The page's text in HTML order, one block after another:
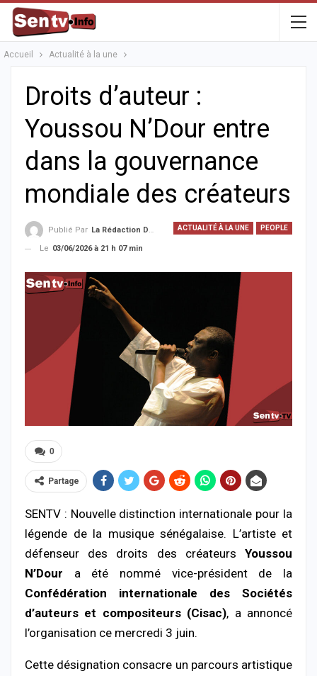
Accueil Actualité à la une
Droits d’auteur :
Youssou N’Dour entre
dans la gouvernance
mondiale des créateurs
ACTUALITÉ À LA UNE PEOPLE
Publié Par La Rédaction De La SenTV.info
Le 03/06/2026 à 21 h 07 min
0
Partage
SENTV : Nouvelle distinction internationale pour la
légende de la musique sénégalaise. L’artiste et
défenseur des droits des créateurs Youssou
N’Dour a été nommé vice-président de la
Confédération internationale des Sociétés
d’auteurs et compositeurs (Cisac), a annoncé
l’organisation ce mercredi 3 juin.
Cette désignation consacre un parcours artistique